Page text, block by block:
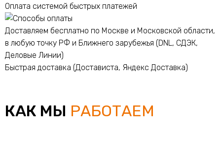
Оплата системой быстрых платежей
Доставляем бесплатно по Москве и Московской области,
в любую точку РФ и Ближнего зарубежья (DNL, СДЭК,
Деловые Линии)
Быстрая доставка (Достависта, Яндекс Доставка)
КАК МЫ РАБОТАЕМ